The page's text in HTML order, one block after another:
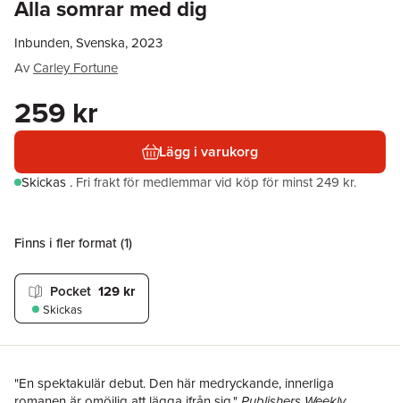
Alla somrar med dig
Inbunden, Svenska, 2023
AvCarley Fortune
259 kr
Lägg i varukorg
Skickas . Fri frakt för medlemmar vid köp för minst 249 kr.
Finns i fler format (1)
Pocket 129 kr
Skickas
"En spektakulär debut. Den här medryckande, innerliga